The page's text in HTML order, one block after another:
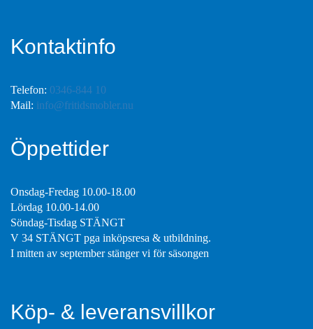
Kontaktinfo
Telefon: 0346-844 10
Mail: info@fritidsmobler.nu
Öppettider
Onsdag-Fredag 10.00-18.00
Lördag 10.00-14.00
Söndag-Tisdag STÄNGT
V 34 STÄNGT pga inköpsresa & utbildning.
I mitten av september stänger vi för säsongen
Köp- & leveransvillkor